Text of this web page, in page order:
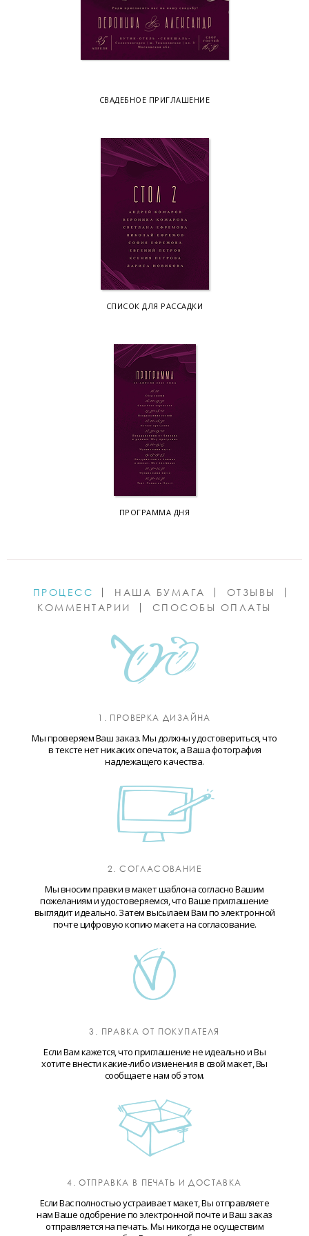
СВАДЕБНОЕ ПРИГЛАШЕНИЕ
СПИСОК ДЛЯ РАССАДКИ
ПРОГРАММА ДНЯ
ПРОЦЕСС НАША БУМАГА
ОТЗЫВЫ
КОММЕНТАРИИ
СПОСОБЫ ОПЛАТЫ
1. ПРОВЕРКА ДИЗАЙНА
Мы проверяем Ваш заказ. Мы должны удостовериться, что
в тексте нет никаких опечаток, а Ваша фотография
надлежащего качества.
2. СОГЛАСОВАНИЕ
Мы вносим правки в макет шаблона согласно Вашим
пожеланиям и удостоверяемся, что Ваше приглашение
выглядит идеально. Затем высылаем Вам по электронной
почте цифровую копию макета на согласование.
3. ПРАВКА ОТ ПОКУПАТЕЛЯ
Если Вам кажется, что приглашение не идеально и Вы
хотите внести какие-либо изменения в свой макет, Вы
сообщаете нам об этом.
4. ОТПРАВКА В ПЕЧАТЬ И ДОСТАВКА
Если Вас полностью устраивает макет, Вы отправляете
нам Ваше одобрение по электронной почте и Ваш заказ
отправляется на печать. Мы никогда не осуществим